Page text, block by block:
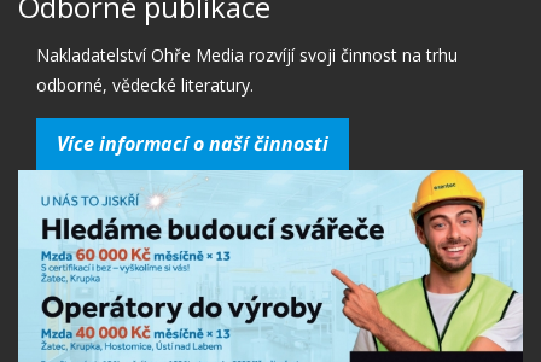
Nakladatelství Ohře Media rozvíjí svoji činnost na trhu
odborné, vědecké literatury.
Více informací o naší činnosti